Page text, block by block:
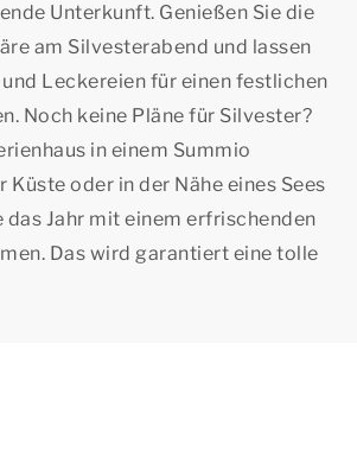
Unterkunft. Genießen Sie die
am Silvesterabend und lassen
Leckereien für einen festlichen
Noch keine Pläne für Silvester?
in einem Summio
Küste oder in der Nähe eines Sees
das Jahr mit einem erfrischenden
Das wird garantiert eine tolle